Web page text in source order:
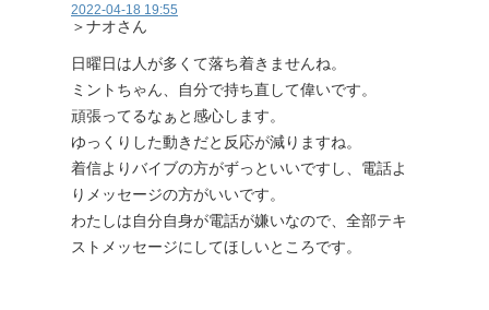
2022-04-18 19:55
＞ナオさん
日曜日は人が多くて落ち着きませんね。
ミントちゃん、自分で持ち直して偉いです。
頑張ってるなぁと感心します。
ゆっくりした動きだと反応が減りますね。
着信よりバイブの方がずっといいですし、電話よ
りメッセージの方がいいです。
わたしは自分自身が電話が嫌いなので、全部テキ
ストメッセージにしてほしいところです。